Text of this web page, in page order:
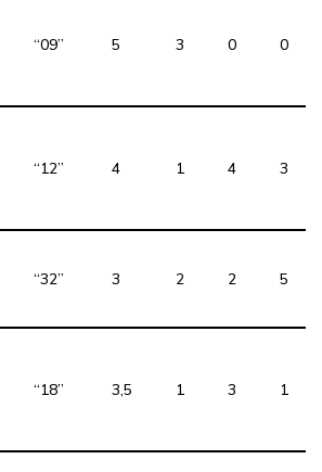
“09” 5 3 0 0
“12” 4 1 4 3
“32” 3 2 2 5
“18” 3,5 1 3 1